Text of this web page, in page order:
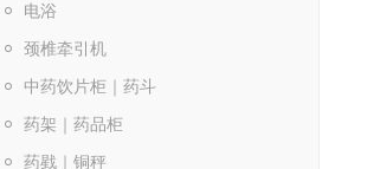
电浴
颈椎牵引机
中药饮片柜｜药斗
药架｜药品柜
药戥｜铜秤